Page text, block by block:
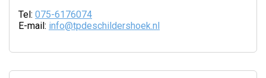
Tel: 075-6176074
E-mail: info@tpdeschildershoek.nl